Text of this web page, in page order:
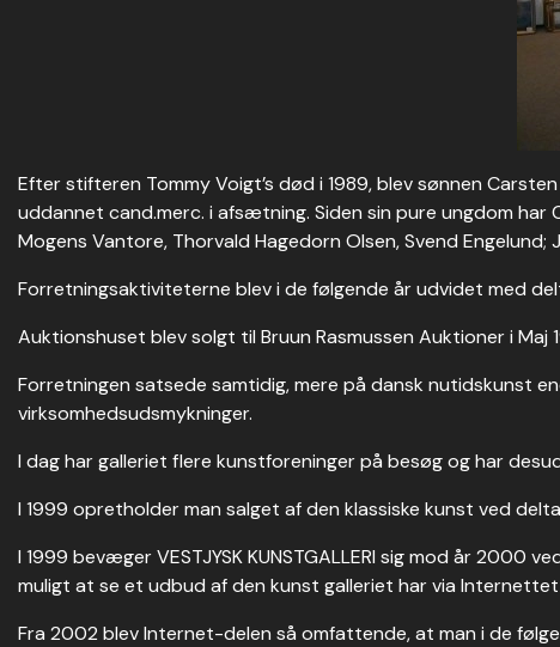
Efter stifteren Tommy Voigt’s død i 1989, blev sønnen
uddannet cand.merc. i afsætning. Siden sin pure ungdom har
Mogens Vantore, Thorvald Hagedorn Olsen, Svend Engelund;
Forretningsaktiviteterne blev i de følgende år udvidet med
Auktionshuset blev solgt til Bruun Rasmussen Auktioner i Maj
Forretningen satsede samtidig, mere på dansk nutidskunst
virksomhedsudsmykninger.
I dag har galleriet flere kunstforeninger på besøg og har
I 1999 opretholder man salget af den klassiske kunst ved
I 1999 bevæger VESTJYSK KUNSTGALLERI sig mod år 2000
muligt at se et udbud af den kunst galleriet har via
Fra 2002 blev Internet-delen så omfattende, at man i de